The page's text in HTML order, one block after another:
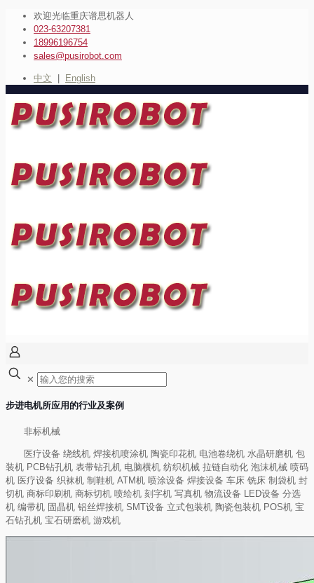
欢迎光临重庆谱思机器人
023-63207381
18996196754
sales@pusirobot.com
中文 English
✕
步进电机所应用的行业及案例
非标机械
医疗设备 绕线机 焊接机喷涂机 陶瓷印花机 电池卷绕机 水晶研磨机 包
装机 PCB钻孔机 表带钻孔机 电脑横机 纺织机械 拉链自动化 泡沫机械 喷码
机 医疗设备 织袜机 制鞋机 ATM机 喷涂设备 焊接设备 车床 铣床 制袋机 封
切机 商标印刷机 商标切机 喷绘机 刻字机 写真机 物流设备 LED设备 分选
机 编带机 固晶机 铝丝焊接机 SMT设备 立式包装机 陶瓷包装机 POS机 宝
石钻孔机 宝石研磨机 游戏机